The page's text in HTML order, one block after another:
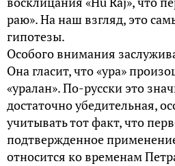
раю». На наш взгляд, это
гипотезы.
Особого внимания
Она гласит, что «ура»
«уралан». По-русски это
достаточно убедительная,
учитывать тот факт, что
подтвержденное
относится ко временам